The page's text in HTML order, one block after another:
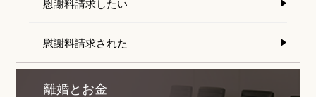
慰謝料請求したい
慰謝料請求された
離婚とお金